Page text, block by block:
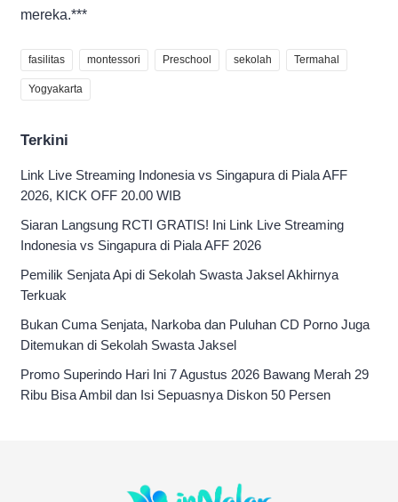
mereka.***
fasilitas montessori Preschool sekolah Termahal
Yogyakarta
Terkini
Link Live Streaming Indonesia vs Singapura di Piala AFF
2026, KICK OFF 20.00 WIB
Siaran Langsung RCTI GRATIS! Ini Link Live Streaming
Indonesia vs Singapura di Piala AFF 2026
Pemilik Senjata Api di Sekolah Swasta Jaksel Akhirnya
Terkuak
Bukan Cuma Senjata, Narkoba dan Puluhan CD Porno Juga
Ditemukan di Sekolah Swasta Jaksel
Promo Superindo Hari Ini 7 Agustus 2026 Bawang Merah 29
Ribu Bisa Ambil dan Isi Sepuasnya Diskon 50 Persen